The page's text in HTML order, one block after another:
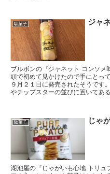
駄菓子 ジャ
ブルボンの『ジャネット コンソ
頭で初めて見かけたので手にとっ
９月２１日に発売されたそうです
やチップスターの並びに置いてあ
駄菓子 じゃ
湖池屋の『じゃがいも心地 トリュ